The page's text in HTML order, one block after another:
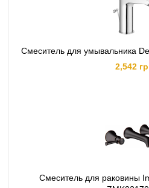
Смеситель для умывальника
2,542
Смеситель для раковины